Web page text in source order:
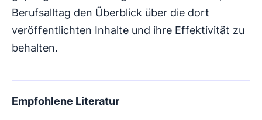
Berufsalltag den Überblick über die dort
veröffentlichten Inhalte und ihre Effektivität zu
behalten.
Empfohlene Literatur